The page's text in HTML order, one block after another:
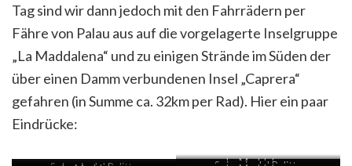
Tag sind wir dann jedoch mit den Fahrrädern per
Fähre von Palau aus auf die vorgelagerte Inselgruppe
„La Maddalena“ und zu einigen Strände im Süden der
über einen Damm verbundenen Insel „Caprera“
gefahren (in Summe ca. 32km per Rad). Hier ein paar
Eindrücke:
La Maddalena